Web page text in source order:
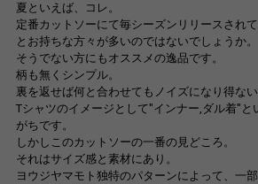
夏といえば、コレ。
定番カットソーにて毎シーズンリリースされ
とお持ちな方々が多いのではないでしょうか。
そうでない方にもオススメの逸品です。
柄も無くシンプル。
裏を返せば何と合わせてもノイズになり得ない
Tシャツのイメージとして"インナー,ダル着"と
がちです。
しかしこのカットソーの一番の見どころ。
それはサイズ感と素材にあり。
ヨウジヤマモト独特のパターンによって、一